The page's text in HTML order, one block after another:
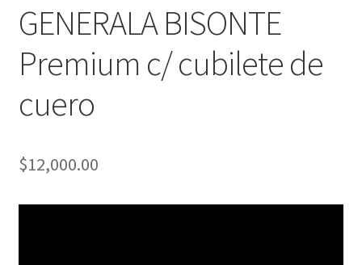
GENERALA BISONTE
Premium c/ cubilete de
cuero
$12,000.00